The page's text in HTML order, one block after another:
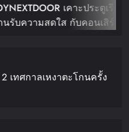
เคาะประตูเรียก
บความสดใส กับคอนเสิร์ต
2 เทศกาลเหงาตะโกนครั้ง